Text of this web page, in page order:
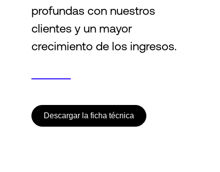
profundas con nuestros
clientes y un mayor
crecimiento de los ingresos.
Descargar la ficha técnica